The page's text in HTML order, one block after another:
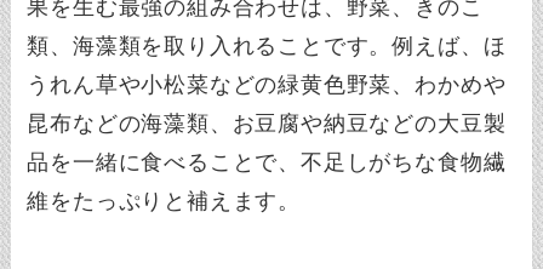
果を生む最強の組み合わせは、野菜、きのこ
類、海藻類を取り入れることです。例えば、ほ
うれん草や小松菜などの緑黄色野菜、わかめや
昆布などの海藻類、お豆腐や納豆などの大豆製
品を一緒に食べることで、不足しがちな食物繊
維をたっぷりと補えます。